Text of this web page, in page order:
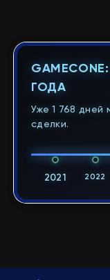
ГОДА
Уже 1 768 дней
сделки.
2021 2022